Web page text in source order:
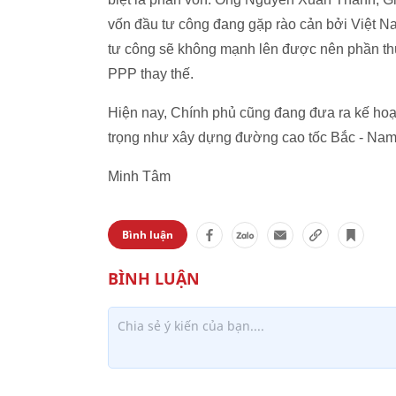
vốn đầu tư công đang gặp rào cản bởi Việt
tư công sẽ không mạnh lên được nên phần
PPP thay thế.
Hiện nay, Chính phủ cũng đang đưa ra kế
trọng như xây dựng đường cao tốc Bắc -
Minh Tâm
Bình luận